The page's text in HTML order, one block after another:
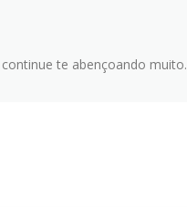
te abençoando muito.